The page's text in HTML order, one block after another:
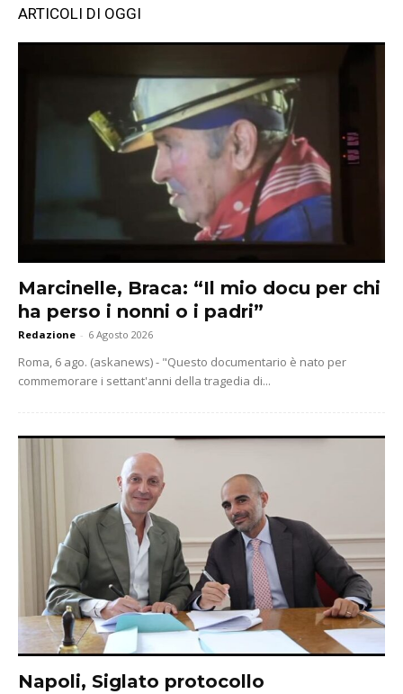
ARTICOLI DI OGGI
Marcinelle, Braca: “Il mio docu per chi
ha perso i nonni o i padri”
Redazione - 6 Agosto 2026
Roma, 6 ago. (askanews) - "Questo documentario è nato per
commemorare i settant'anni della tragedia di...
Napoli, Siglato protocollo